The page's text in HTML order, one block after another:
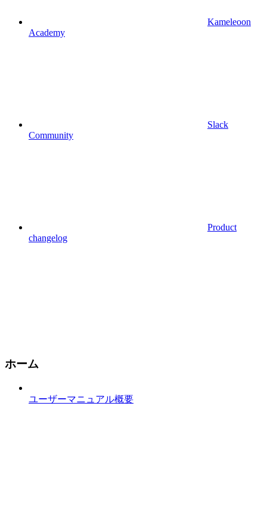
Kameleoon
Academy
Slack
Community
Product
changelog
ホーム
ユーザーマニュアル概要